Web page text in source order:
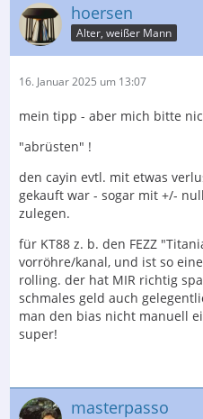
hoersen
Alter, weißer Mann
16. Januar 2025 um 13:07
mein tipp - aber mich bitte
"abrüsten" !
den cayin evtl. mit etwas
gekauft war - sogar mit +/-
zulegen.
für KT88 z. b. den FEZZ
vorröhre/kanal, und ist so
rolling. der hat MIR richtig
schmales geld auch
man den bias nicht manuell
super!
masterpasso